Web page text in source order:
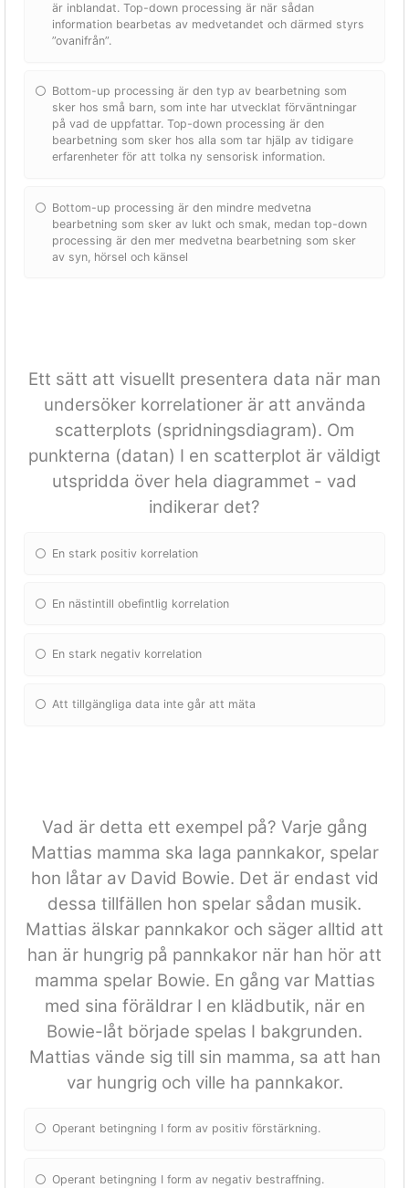
är inblandat. Top-down processing är när sådan
information bearbetas av medvetandet och därmed styrs
”ovanifrån”.
Bottom-up processing är den typ av bearbetning som
sker hos små barn, som inte har utvecklat förväntningar
på vad de uppfattar. Top-down processing är den
bearbetning som sker hos alla som tar hjälp av tidigare
erfarenheter för att tolka ny sensorisk information.
Bottom-up processing är den mindre medvetna
bearbetning som sker av lukt och smak, medan top-down
processing är den mer medvetna bearbetning som sker
av syn, hörsel och känsel
Ett sätt att visuellt presentera data när man
undersöker korrelationer är att använda
scatterplots (spridningsdiagram). Om
punkterna (datan) I en scatterplot är väldigt
utspridda över hela diagrammet - vad
indikerar det?
En stark positiv korrelation
En nästintill obefintlig korrelation
En stark negativ korrelation
Att tillgängliga data inte går att mäta
Vad är detta ett exempel på? Varje gång
Mattias mamma ska laga pannkakor, spelar
hon låtar av David Bowie. Det är endast vid
dessa tillfällen hon spelar sådan musik.
Mattias älskar pannkakor och säger alltid att
han är hungrig på pannkakor när han hör att
mamma spelar Bowie. En gång var Mattias
med sina föräldrar I en klädbutik, när en
Bowie-låt började spelas I bakgrunden.
Mattias vände sig till sin mamma, sa att han
var hungrig och ville ha pannkakor.
Operant betingning I form av positiv förstärkning.
Operant betingning I form av negativ bestraffning.